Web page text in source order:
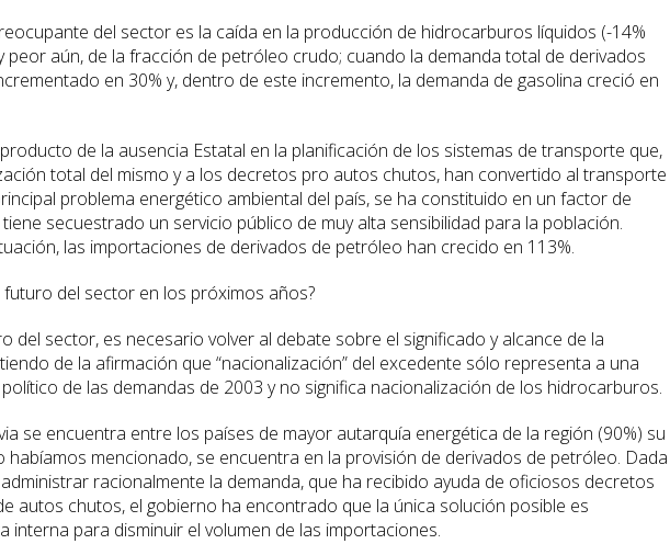
del sector es la caída en la producción de hidrocarburos líquidos (-14%
peor aún, de la fracción de petróleo crudo; cuando la demanda total de derivados
en 30% y, dentro de este incremento, la demanda de gasolina creció en
de la ausencia Estatal en la planificación de los sistemas de transporte que,
total del mismo y a los decretos pro autos chutos, han convertido al transporte
problema energético ambiental del país, se ha constituido en un factor de
secuestrado un servicio público de muy alta sensibilidad para la población.
las importaciones de derivados de petróleo han crecido en 113%.
futuro del sector en los próximos años?
del sector, es necesario volver al debate sobre el significado y alcance de la
de la afirmación que “nacionalización” del excedente sólo representa a una
de las demandas de 2003 y no significa nacionalización de los hidrocarburos.
se encuentra entre los países de mayor autarquía energética de la región (90%) su
habíamos mencionado, se encuentra en la provisión de derivados de petróleo. Dada
racionalmente la demanda, que ha recibido ayuda de oficiosos decretos
autos chutos, el gobierno ha encontrado que la única solución posible es
interna para disminuir el volumen de las importaciones.